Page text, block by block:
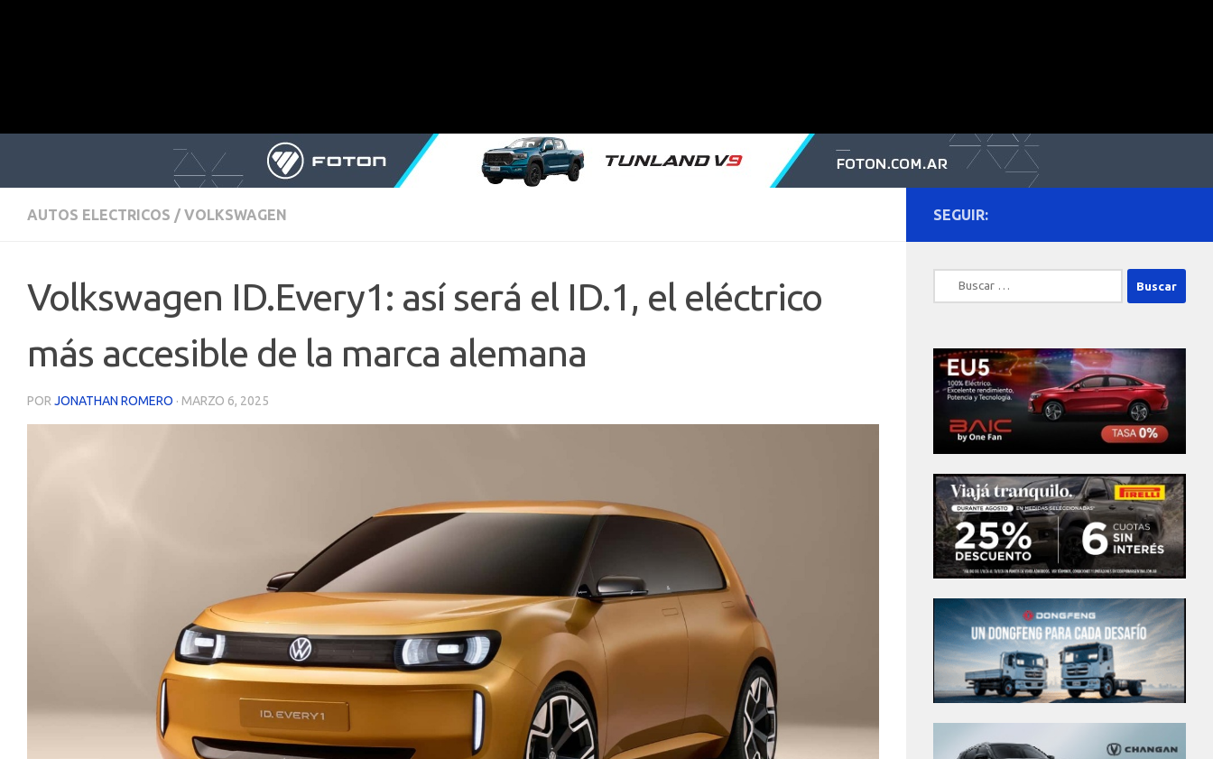
AUTOS ELECTRICOS / VOLKSWAGEN
Volkswagen ID.Every1: así será el ID.1, el eléctrico
más accesible de la marca alemana
POR JONATHAN ROMERO · MARZO 6, 2025
SEGUIR:
Buscar: